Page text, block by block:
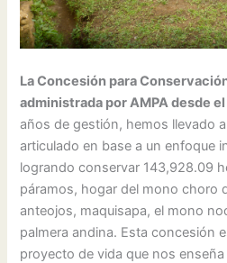
La Concesión para
administrada por AMPA desde
años de gestión, hemos llevado
articulado en base a un enfoque
logrando conservar 143,928.09
páramos, hogar del mono choro
anteojos, maquisapa, el mono
palmera andina. Esta concesión
proyecto de vida que nos